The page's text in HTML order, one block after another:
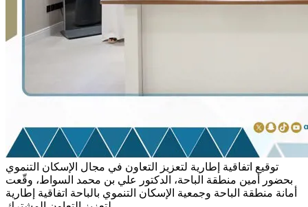
توقيع اتفاقية إطارية لتعزيز التعاون في مجال الإسكان التنموي
بحضور أمين منطقة الباحة، الدكتور علي بن محمد السواط، وقّعت
أمانة منطقة الباحة وجمعية الإسكان التنموي بالباحة اتفاقية إطارية